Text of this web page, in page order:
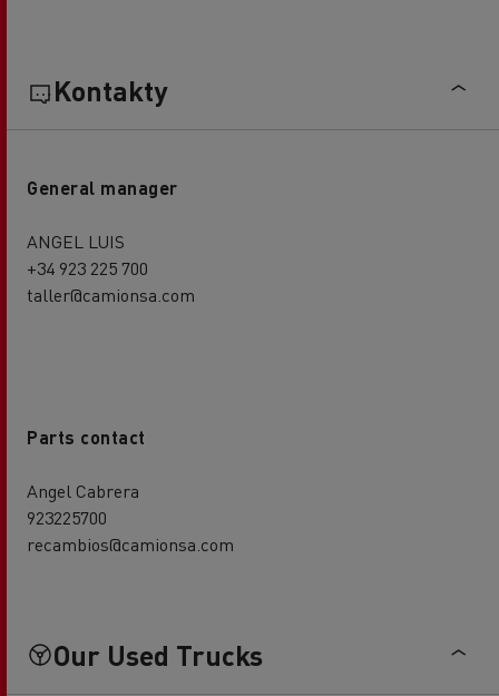
Kontakty
General manager
ANGEL LUIS
+34 923 225 700
taller@camionsa.com
Parts contact
Angel Cabrera
923225700
recambios@camionsa.com
Our Used Trucks